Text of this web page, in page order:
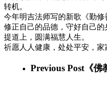
转机。
今年明吉法师写的新歌《勤
修正自己的品德，守好自己
提道上，圆满福慧人生。
祈愿人人健康，处处平安，家
Previous Post 《